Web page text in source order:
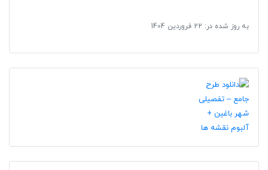
به روز شده در: 22 فروردین 1404